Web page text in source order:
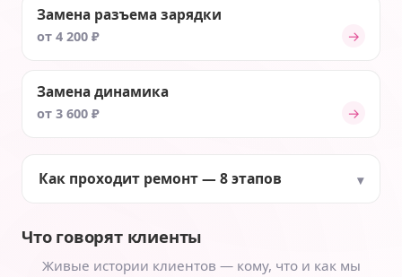
Замена разъема зарядки
от 4 200 ₽ →
Замена динамика
от 3 600 ₽ →
Как проходит ремонт — 8 этапов
Что говорят клиенты
Живые истории клиентов — кому, что и как мы